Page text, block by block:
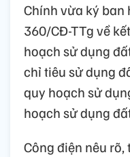
Chính vừa ký ban
360/CĐ-TTg về
hoạch sử dụng
chỉ tiêu sử dụng
quy hoạch sử
hoạch sử dụng
Công điện nêu